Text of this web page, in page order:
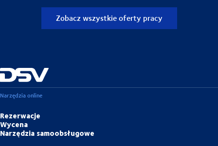
Zobacz wszystkie oferty pracy
Narzędzia online
Rezerwacje
Wycena
Narzędzia samoobsługowe